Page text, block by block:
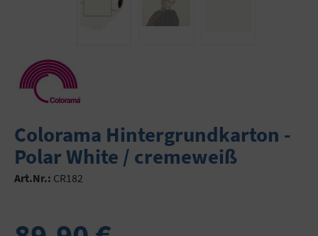
Colorama Hintergrundkarton -
Polar White / cremeweiß
Art.Nr.: CR182